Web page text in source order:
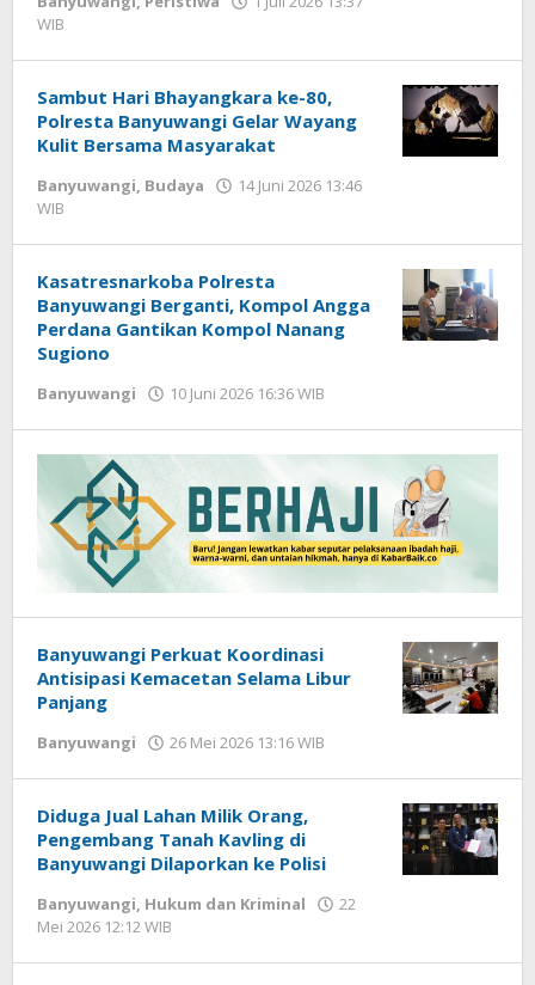
WIB
Sambut Hari Bhayangkara ke-80,
Polresta Banyuwangi Gelar Wayang
Kulit Bersama Masyarakat
Banyuwangi, Budaya
14 Juni 2026 13:46
WIB
Kasatresnarkoba Polresta
Banyuwangi Berganti, Kompol Angga
Perdana Gantikan Kompol Nanang
Sugiono
Banyuwangi 10 Juni 2026 16:36 WIB
Banyuwangi Perkuat Koordinasi
Antisipasi Kemacetan Selama Libur
Panjang
Banyuwangi 26 Mei 2026 13:16 WIB
Diduga Jual Lahan Milik Orang,
Pengembang Tanah Kavling di
Banyuwangi Dilaporkan ke Polisi
Banyuwangi, Hukum dan Kriminal
22
Mei 2026 12:12 WIB